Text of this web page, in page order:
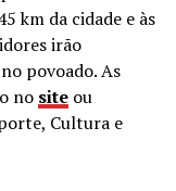
km da cidade e às
irão
povoado. As
no site ou
Cultura e